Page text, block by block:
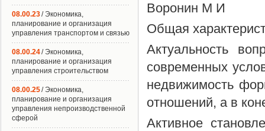
Воронин М И
Общая
Актуальность
современных
недвижимость
отношений, а в
Активное
08.00.23/ Экономика,
планирование и организация
управления транспортом и связью
08.00.24/ Экономика,
планирование и организация
управления строительством
08.00.25/ Экономика,
планирование и организация
управления непроизводственной
сферой